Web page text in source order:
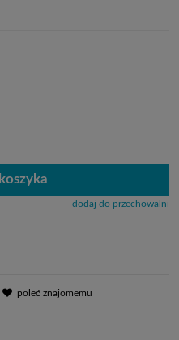
dodaj do przechowalni
poleć znajomemu